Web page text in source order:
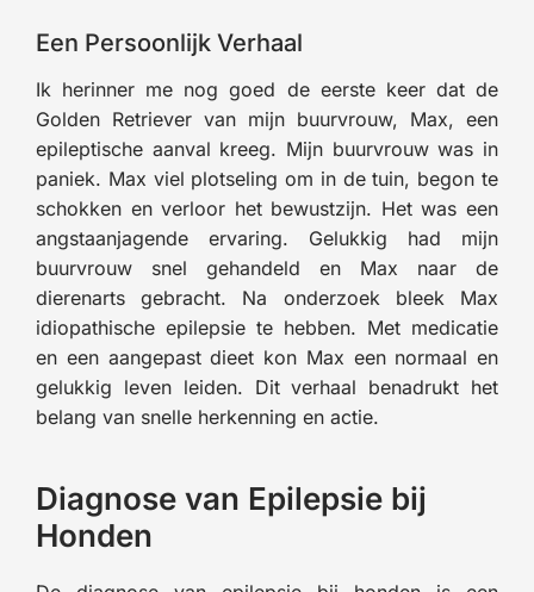
Een Persoonlijk Verhaal
Ik herinner me nog goed de eerste keer dat de
Golden Retriever van mijn buurvrouw, Max, een
epileptische aanval kreeg. Mijn buurvrouw was in
paniek. Max viel plotseling om in de tuin, begon te
schokken en verloor het bewustzijn. Het was een
angstaanjagende ervaring. Gelukkig had mijn
buurvrouw snel gehandeld en Max naar de
dierenarts gebracht. Na onderzoek bleek Max
idiopathische epilepsie te hebben. Met medicatie
en een aangepast dieet kon Max een normaal en
gelukkig leven leiden. Dit verhaal benadrukt het
belang van snelle herkenning en actie.
Diagnose van Epilepsie bij
Honden